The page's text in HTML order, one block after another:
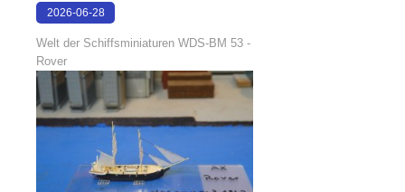
2026-06-28
Welt der Schiffsminiaturen WDS-BM 53 -
Rover